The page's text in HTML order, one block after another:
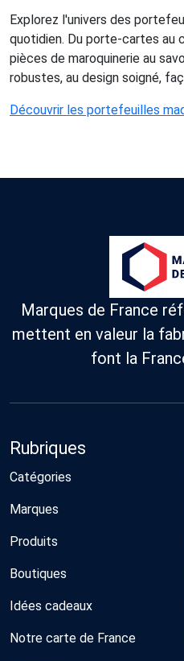
Explorez l'univers des
quotidien. Du porte-cartes au
pièces de maroquinerie au
robustes, au design soigné,
Découvrir les portefeuilles
Marques de France
mettent en valeur la
font la
Rubriques
Catégories
Marques
Produits
Boutiques
Idées cadeaux
Notre carte de France